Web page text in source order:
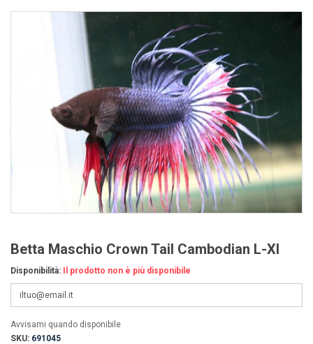
Betta Maschio Crown Tail Cambodian L-Xl
Disponibilità: Il prodotto non è più disponibile
Avvisami quando disponibile
SKU: 691045